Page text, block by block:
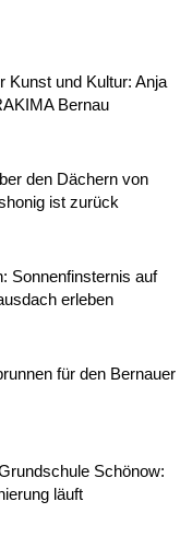
Kunst und Kultur: Anja
Bernau
den Dächern von
ist zurück
Sonnenfinsternis auf
erleben
für den Bernauer
Schönow:
läuft